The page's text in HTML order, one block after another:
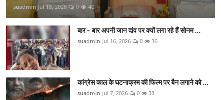
suadmin Jul 18, 2026 0 40
बार - बार अपनी जान दांव पर क्यों लगा रहे हैं सोनम ...
suadmin Jul 16, 2026 0 36
कांग्रेस काल के घटनाक्रम की फिल्म पर बैन लगाने को ...
suadmin Jul 7, 2026 0 33